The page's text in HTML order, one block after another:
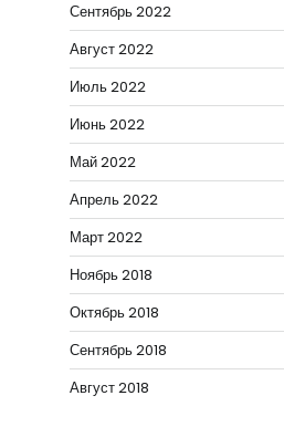
Сентябрь 2022
Август 2022
Июль 2022
Июнь 2022
Май 2022
Апрель 2022
Март 2022
Ноябрь 2018
Октябрь 2018
Сентябрь 2018
Август 2018